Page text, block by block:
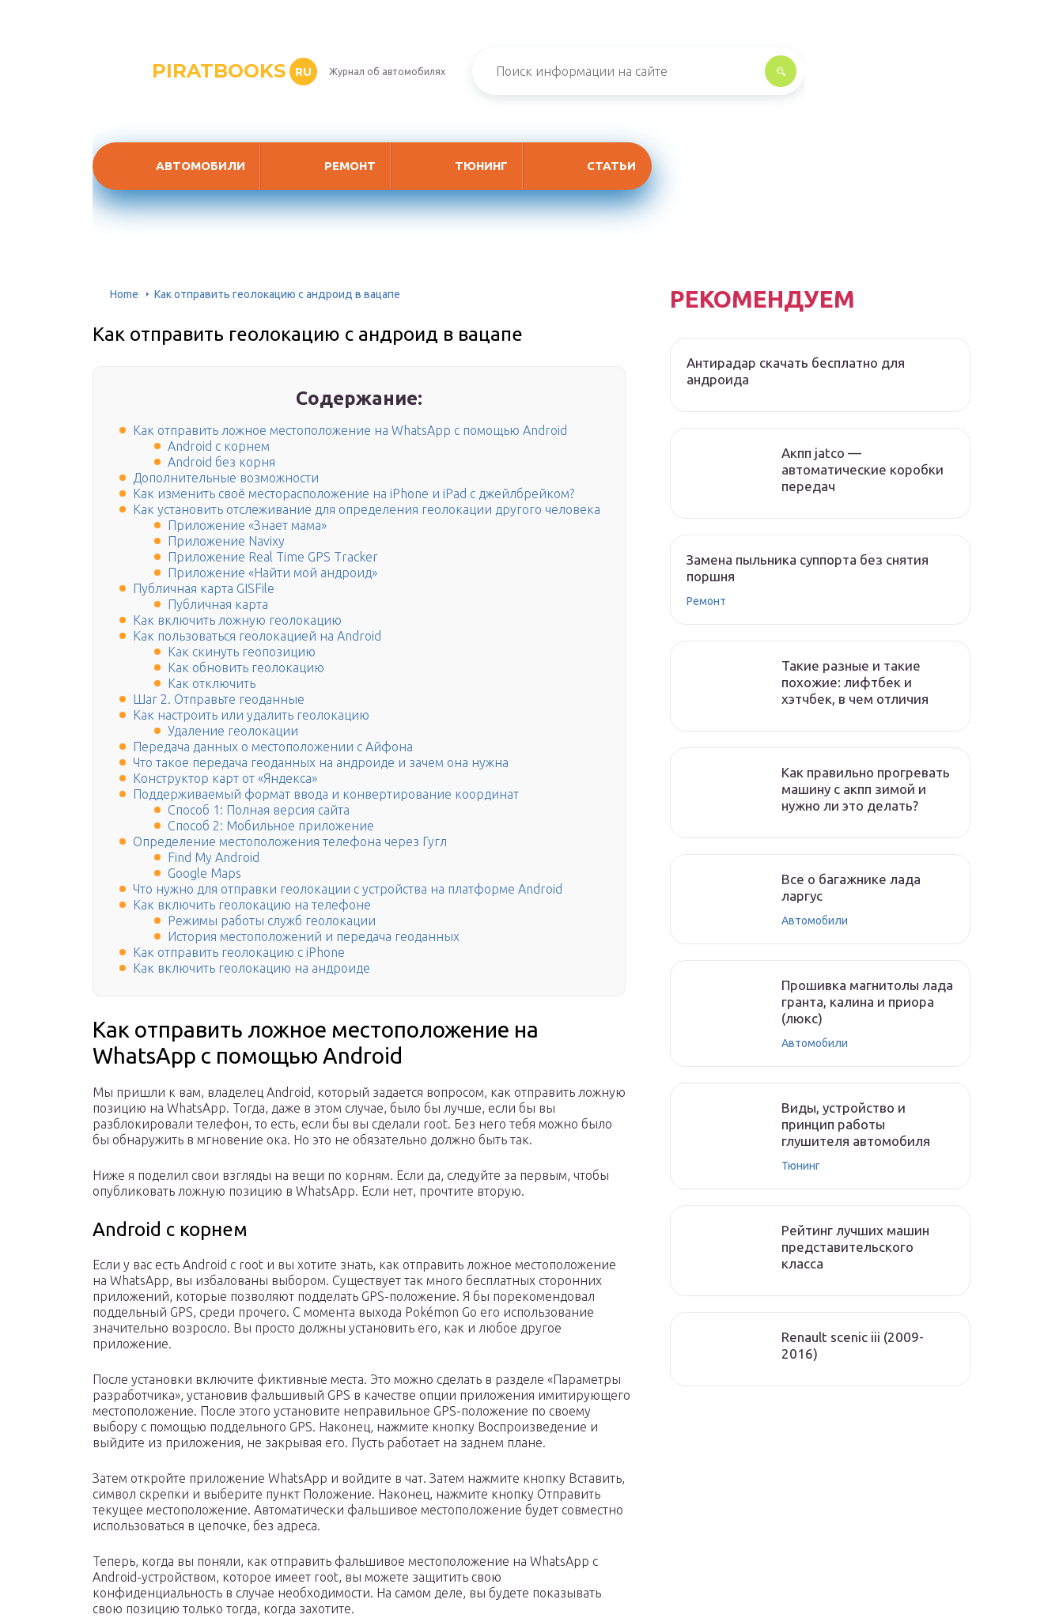
PIRATBOOKS RU Журнал об автомобилях
АВТОМОБИЛИ РЕМОНТ ТЮНИНГ СТАТЬИ
Home Как отправить геолокацию с андроид в вацапе
Как отправить геолокацию с андроид в вацапе
Содержание:
Как отправить ложное местоположение на WhatsApp с помощью Android
Android с корнем
Android без корня
Дополнительные возможности
Как изменить своё месторасположение на iPhone и iPad с джейлбрейком?
Как установить отслеживание для определения геолокации другого человека
Приложение «Знает мама»
Приложение Navixy
Приложение Real Time GPS Tracker
Приложение «Найти мой андроид»
Публичная карта GISFile
Публичная карта
Как включить ложную геолокацию
Как пользоваться геолокацией на Android
Как скинуть геопозицию
Как обновить геолокацию
Как отключить
Шаг 2. Отправьте геоданные
Как настроить или удалить геолокацию
Удаление геолокации
Передача данных о местоположении с Айфона
Что такое передача геоданных на андроиде и зачем она нужна
Конструктор карт от «Яндекса»
Поддерживаемый формат ввода и конвертирование координат
Способ 1: Полная версия сайта
Способ 2: Мобильное приложение
Определение местоположения телефона через Гугл
Find My Android
Google Maps
Что нужно для отправки геолокации с устройства на платформе Android
Как включить геолокацию на телефоне
Режимы работы служб геолокации
История местоположений и передача геоданных
Как отправить геолокацию с iPhone
Как включить геолокацию на андроиде
Как отправить ложное местоположение на
WhatsApp с помощью Android
Мы пришли к вам, владелец Android, который задается вопросом, как отправить ложную
позицию на WhatsApp. Тогда, даже в этом случае, было бы лучше, если бы вы
разблокировали телефон, то есть, если бы вы сделали root. Без него тебя можно было
бы обнаружить в мгновение ока. Но это не обязательно должно быть так.
Ниже я поделил свои взгляды на вещи по корням. Если да, следуйте за первым, чтобы
опубликовать ложную позицию в WhatsApp. Если нет, прочтите вторую.
Android с корнем
Если у вас есть Android с root и вы хотите знать, как отправить ложное местоположение
на WhatsApp, вы избалованы выбором. Существует так много бесплатных сторонних
приложений, которые позволяют подделать GPS-положение. Я бы порекомендовал
поддельный GPS, среди прочего. С момента выхода Pokémon Go его использование
значительно возросло. Вы просто должны установить его, как и любое другое
приложение.
После установки включите фиктивные места. Это можно сделать в разделе «Параметры
разработчика», установив фальшивый GPS в качестве опции приложения имитирующего
местоположение. После этого установите неправильное GPS-положение по своему
выбору с помощью поддельного GPS. Наконец, нажмите кнопку Воспроизведение и
выйдите из приложения, не закрывая его. Пусть работает на заднем плане.
Затем откройте приложение WhatsApp и войдите в чат. Затем нажмите кнопку Вставить,
символ скрепки и выберите пункт Положение. Наконец, нажмите кнопку Отправить
текущее местоположение. Автоматически фальшивое местоположение будет совместно
использоваться в цепочке, без адреса.
Теперь, когда вы поняли, как отправить фальшивое местоположение на WhatsApp с
Android-устройством, которое имеет root, вы можете защитить свою
конфиденциальность в случае необходимости. На самом деле, вы будете показывать
свою позицию только тогда, когда захотите.
РЕКОМЕНДУЕМ
Антирадар скачать бесплатно для
андроида
Акпп jatco —
автоматические коробки
передач
Замена пыльника суппорта без снятия
поршня
Ремонт
Такие разные и такие
похожие: лифтбек и
хэтчбек, в чем отличия
Как правильно прогревать
машину с акпп зимой и
нужно ли это делать?
Все о багажнике лада
ларгус
Автомобили
Прошивка магнитолы лада
гранта, калина и приора
(люкс)
Автомобили
Виды, устройство и
принцип работы
глушителя автомобиля
Тюнинг
Рейтинг лучших машин
представительского
класса
Renault scenic iii (2009-
2016)